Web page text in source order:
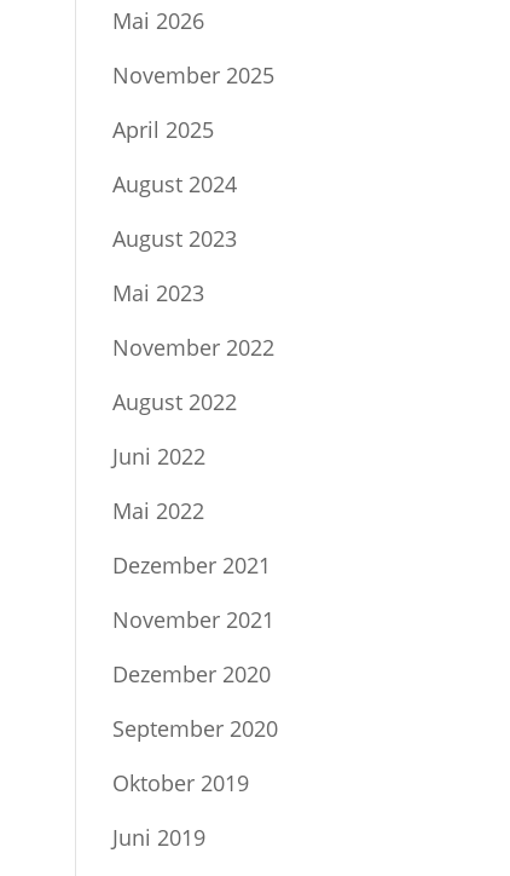
Mai 2026
November 2025
April 2025
August 2024
August 2023
Mai 2023
November 2022
August 2022
Juni 2022
Mai 2022
Dezember 2021
November 2021
Dezember 2020
September 2020
Oktober 2019
Juni 2019